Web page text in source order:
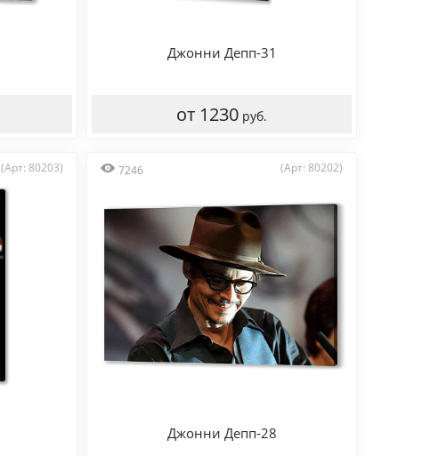
Джонни Депп-31
от 1230 руб.
(Арт: 80203) 7246 (Арт: 80202)
Джонни Депп-28